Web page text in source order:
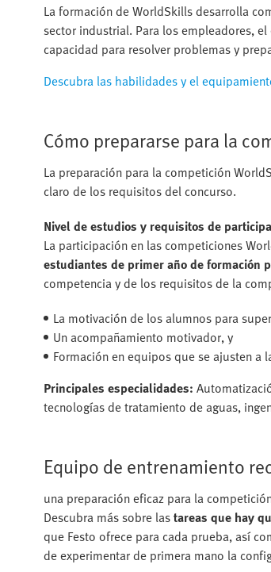
La formación de WorldSkills desarrolla
sector industrial. Para los empleadores,
capacidad para resolver problemas y
Descubra las habilidades y el
Cómo prepararse para la
La preparación para la competición
claro de los requisitos del concurso.
Nivel de estudios y requisitos de
La participación en las competiciones
estudiantes de primer año de formación
competencia y de los requisitos de la
La motivación de los alumnos para
Un acompañamiento motivador, y
Formación en equipos que se ajusten a
Principales especialidades:
tecnologías de tratamiento de aguas,
Equipo de entrenamiento
una preparación eficaz para la
Descubra más sobre lastareas que hay
que Festo ofrece para cada prueba, así
de experimentar de primera mano la